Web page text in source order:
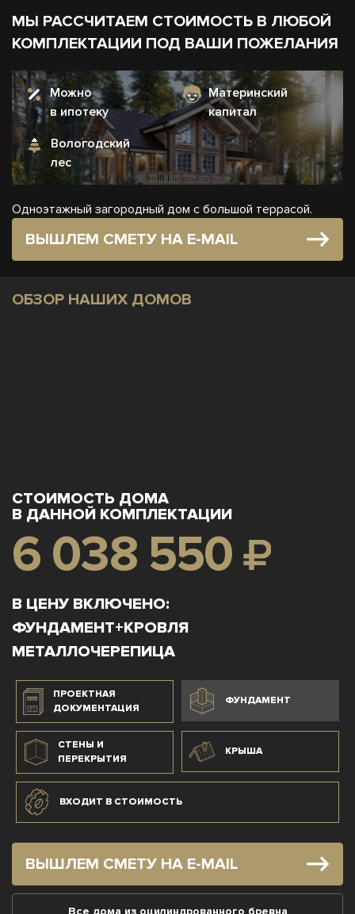
МЫ РАССЧИТАЕМ СТОИМОСТЬ В ЛЮБОЙ
КОМПЛЕКТАЦИИ ПОД ВАШИ ПОЖЕЛАНИЯ
Можно
в ипотеку
Материнский
капитал
Вологодский
лес
Одноэтажный загородный дом с большой террасой.
ВЫШЛЕМ СМЕТУ НА E-MAIL
ОБЗОР НАШИХ ДОМОВ
СТОИМОСТЬ ДОМА
В ДАННОЙ КОМПЛЕКТАЦИИ
6 038 550₽
В ЦЕНУ ВКЛЮЧЕНО:
ФУНДАМЕНТ+КРОВЛЯ
МЕТАЛЛОЧЕРЕПИЦА
ПРОЕКТНАЯ
ДОКУМЕНТАЦИЯ
ФУНДАМЕНТ
СТЕНЫ И
ПЕРЕКРЫТИЯ
КРЫША
ВХОДИТ В СТОИМОСТЬ
ВЫШЛЕМ СМЕТУ НА E-MAIL